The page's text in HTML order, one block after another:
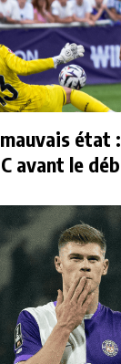
état
avant le